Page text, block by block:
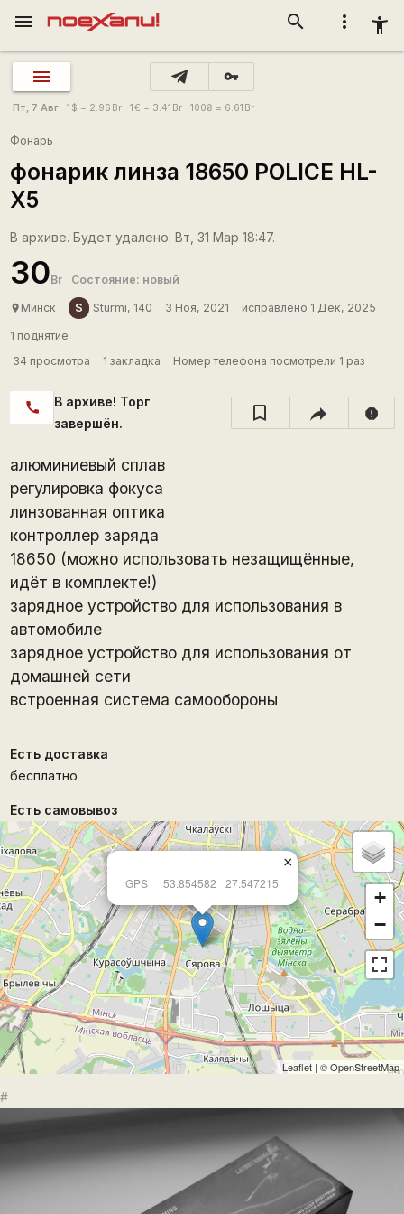
more_vert accessibility_new
search
menu
vpn_key
Пт, 7 Авг 1 $ = 2.96 Br 1€ = 3.41 Br 100₴ = 6.61 Br
Фонарь
фонарик линза 18650 POLICE HL-
X5
В архиве. Будет удалено: Вт, 31 Мар 18:47.
30Br Состояние: новый
place Минск S Sturmi, 140 3 Ноя, 2021 исправлено 1 Дек, 2025
1 поднятие
34 просмотра
1 закладка Номер телефона посмотрели 1 раз
call
В архиве! Торг
завершён.
report
алюминиевый сплав
регулировка фокуса
линзованная оптика
контроллер заряда
18650 (можно использовать незащищённые,
идёт в комплекте!)
зарядное устройство для использования в
автомобиле
зарядное устройство для использования от
домашней сети
встроенная система самообороны
Есть доставка
бесплатно
Есть самовывоз
GPS 53.854582 27.547215
×
+
−
Leaflet | ©OpenStreetMap
#